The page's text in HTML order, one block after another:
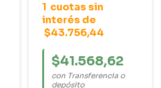
1 cuotas sin
interés de
$43.756,44
$41.568,62
con Transferencia o
depósito